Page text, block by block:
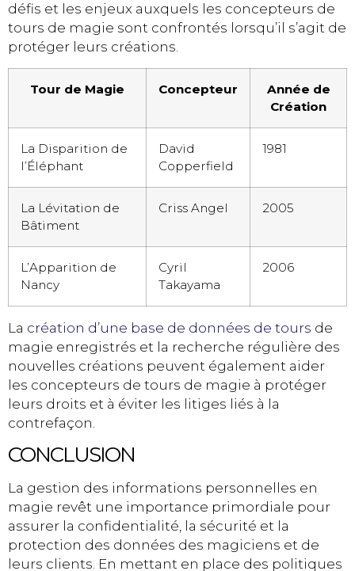
défis et les enjeux auxquels les concepteurs de
tours de magie sont confrontés lorsqu’il s’agit de
protéger leurs créations.
Tour de Magie Concepteur
Année de
Création
La Disparition de
l’Éléphant
David
Copperfield
1981
La Lévitation de
Bâtiment
Criss Angel 2005
L’Apparition de
Nancy
Cyril
Takayama
2006
La création d’une base de données de tours de
magie enregistrés et la recherche régulière des
nouvelles créations peuvent également aider
les concepteurs de tours de magie à protéger
leurs droits et à éviter les litiges liés à la
contrefaçon.
CONCLUSION
La gestion des informations personnelles en
magie revêt une importance primordiale pour
assurer la confidentialité, la sécurité et la
protection des données des magiciens et de
leurs clients. En mettant en place des politiques